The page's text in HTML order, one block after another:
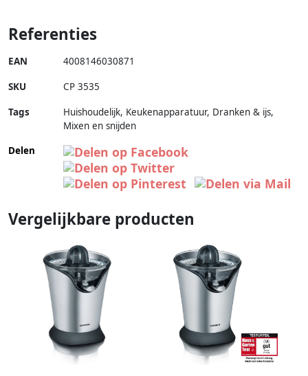
Referenties
EAN 4008146030871
SKU CP 3535
Tags
Huishoudelijk, Keukenapparatuur, Dranken & ijs,
Mixen en snijden
Delen
Vergelijkbare producten